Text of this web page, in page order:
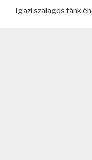
Igazi szalagos fánk